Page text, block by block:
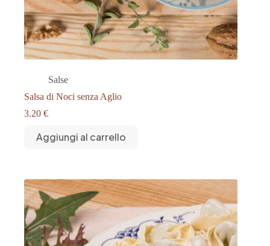
Salse
Salsa di Noci senza Aglio
3.20 €
Aggiungi al carrello